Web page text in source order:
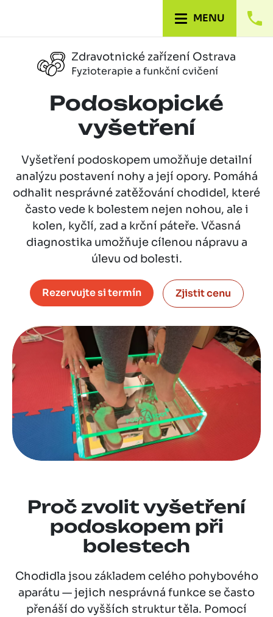
MENU
Zdravotnické zařízení Ostrava
Fyzioterapie a funkční cvičení
Podoskopické
vyšetření
Vyšetření podoskopem umožňuje detailní
analýzu postavení nohy a její opory. Pomáhá
odhalit nesprávné zatěžování chodidel, které
často vede k bolestem nejen nohou, ale i
kolen, kyčlí, zad a krční páteře. Včasná
diagnostika umožňuje cílenou nápravu a
úlevu od bolesti.
Rezervujte si termín Zjistit cenu
Proč zvolit vyšetření
podoskopem při
bolestech
Chodidla jsou základem celého pohybového
aparátu — jejich nesprávná funkce se často
přenáší do vyšších struktur těla. Pomocí